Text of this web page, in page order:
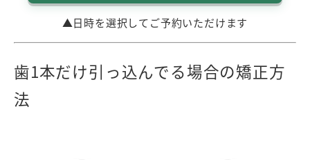
▲日時を選択してご予約いただけます
歯1本だけ引っ込んでる場合の矯正方
法